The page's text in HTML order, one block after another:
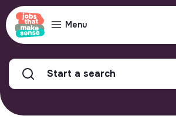
Menu
Start a search